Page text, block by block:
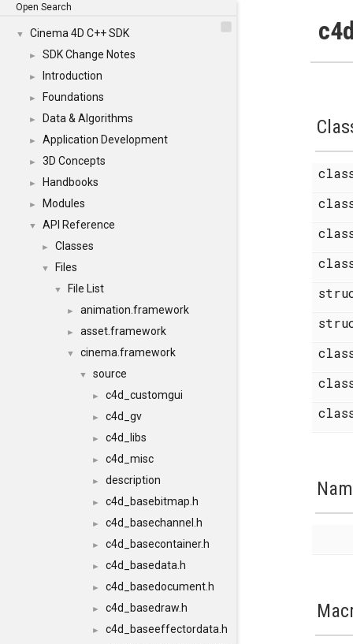
Open Search
▼ Cinema 4D C++ SDK
► SDK Change Notes
► Introduction
► Foundations
► Data & Algorithms
► Application Development
► 3D Concepts
► Handbooks
► Modules
▼ API Reference
► Classes
▼ Files
▼ File List
► animation.framework
► asset.framework
▼ cinema.framework
▼ source
► c4d_customgui
► c4d_gv
► c4d_libs
► c4d_misc
► description
► c4d_basebitmap.h
► c4d_basechannel.h
► c4d_basecontainer.h
► c4d_basedata.h
► c4d_basedocument.h
► c4d_basedraw.h
►
c4d_baseeffectordata.h